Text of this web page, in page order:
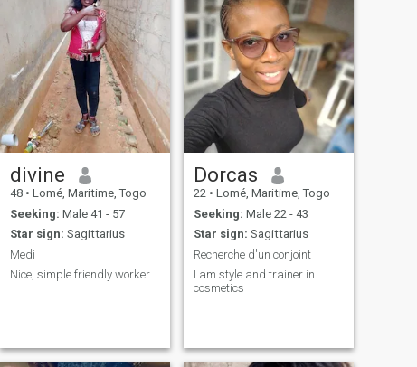
divine
48 • Lomé, Maritime, Togo
Seeking: Male 41 - 57
Star sign: Sagittarius
Medi
Nice, simple friendly worker
Dorcas
22 • Lomé, Maritime, Togo
Seeking: Male 22 - 43
Star sign: Sagittarius
Recherche d'un conjoint
I am style and trainer in
cosmetics